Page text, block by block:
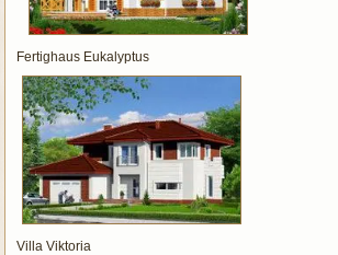
Fertighaus Eukalyptus
Villa Viktoria